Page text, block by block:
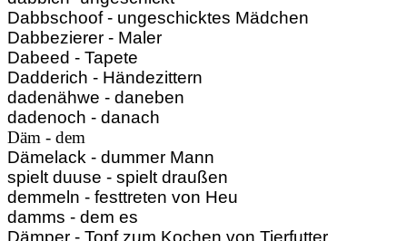
Dabbschoof - ungeschicktes Mädchen
Dabbezierer - Maler
Dabeed - Tapete
Dadderich - Händezittern
dadenähwe - daneben
dadenoch - danach
Däm - dem
Dämelack - dummer Mann
spielt duuse - spielt draußen
demmeln - festtreten von Heu
damms - dem es
Dämper - Topf zum Kochen von Tierfutter